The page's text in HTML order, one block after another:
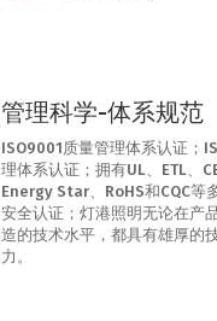
管理科学-体系规范
ISO9001质量管理体系认证；
理体系认证；拥有UL、ETL、CE
Energy Star、RoHS和CQC等
安全认证；灯港照明无论在产
造的技术水平，都具有雄厚的
力。